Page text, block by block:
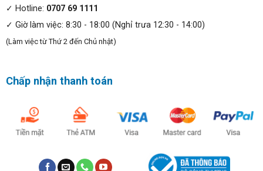
✓ Hotline: 0707 69 1111
✓ Giờ làm việc: 8:30 - 18:00 (Nghỉ trưa 12:30 - 14:00)
(Làm việc từ Thứ 2 đến Chủ nhật)
Chấp nhận thanh toán